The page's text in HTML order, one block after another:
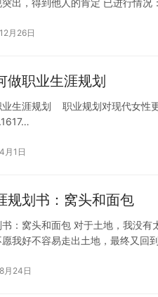
出，得到他人的肯定 已进行情况
月26日
做职业生涯规划
生涯规划 职业规划对现代女性
月1日
规划书：窝头和面包
：窝头和面包 对于土地，我没
我好不容易走出土地，最终又回
月24日